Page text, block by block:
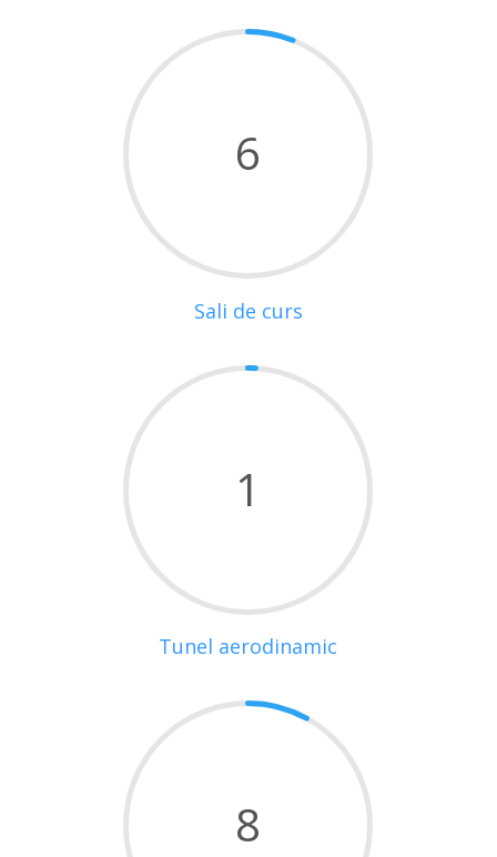
6
Sali de curs
1
Tunel aerodinamic
8